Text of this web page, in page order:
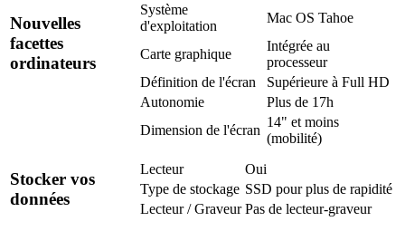
Nouvelles
facettes
ordinateurs
Système
d'exploitation
Mac OS Tahoe
Carte graphique
Intégrée au
processeur
Définition de l'écran
Supérieure à Full HD
Autonomie
Plus de 17h
Dimension de l'écran
14" et moins
(mobilité)
Stocker vos
données
Lecteur
Oui
Type de stockage SSD pour plus de rapidité
Lecteur / Graveur Pas de lecteur-graveur